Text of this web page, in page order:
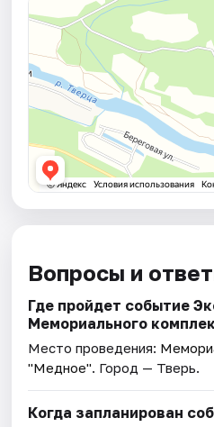
Вопросы и
Где пройдет событие
Мемориального
Место проведения:
"Медное". Город — Тверь.
Когда запланирован